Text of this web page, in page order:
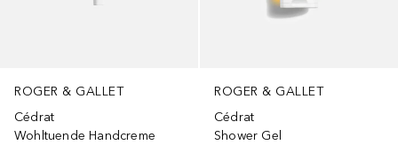
ROGER & GALLET
Cédrat
Wohltuende Handcreme
ROGER & GALLET
Cédrat
Shower Gel